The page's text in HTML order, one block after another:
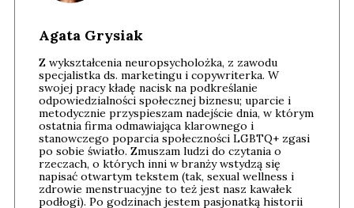
Agata Grysiak
Z wykształcenia neuropsycholożka, z zawodu
specjalistka ds. marketingu i copywriterka. W
swojej pracy kładę nacisk na podkreślanie
odpowiedzialności społecznej biznesu; uparcie i
metodycznie przyspieszam nadejście dnia, w którym
ostatnia firma odmawiająca klarownego i
stanowczego poparcia społeczności LGBTQ+ zgasi
po sobie światło. Zmuszam ludzi do czytania o
rzeczach, o których inni w branży wstydzą się
napisać otwartym tekstem (tak, sexual wellness i
zdrowie menstruacyjne to też jest nasz kawałek
podłogi). Po godzinach jestem pasjonatką historii